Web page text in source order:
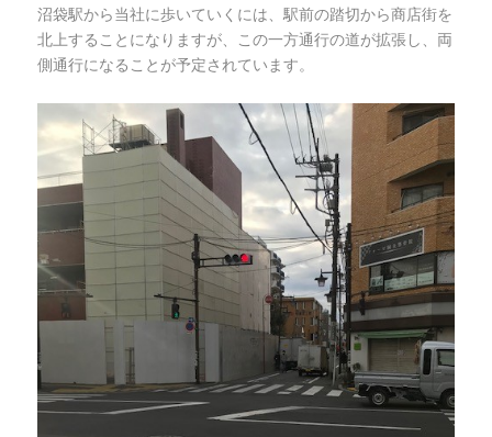
沼袋駅から当社に歩いていくには、駅前の踏切から商店街を
北上することになりますが、この一方通行の道が拡張し、両
側通行になることが予定されています。